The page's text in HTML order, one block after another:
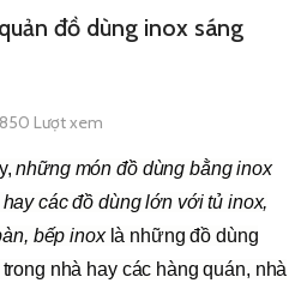
đồ dùng inox sáng
850 Lượt xem
những món đồ dùng bằng inox
các đồ dùng lớn với tủ inox,
bếp inoxlà những đồ dùng
nhà hay các hàng quán, nhà